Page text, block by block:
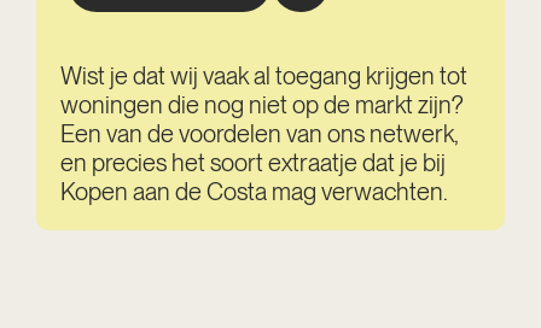
Wist je dat wij vaak al toegang krijgen tot
woningen die nog niet op de markt zijn?
Een van de voordelen van ons netwerk,
en precies het soort extraatje dat je bij
Kopen aan de Costa mag verwachten.